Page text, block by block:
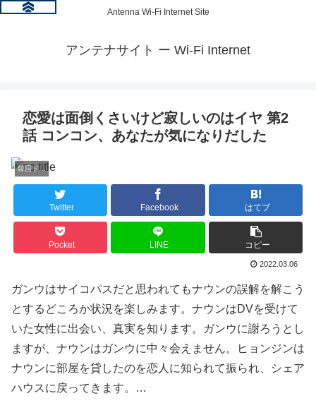
Antenna Wi-Fi Internet Site
アンテナサイト ー Wi-Fi Internet
恋愛は面倒くさいけど寂しいのはイヤ 第2
話 コンコン、あなたが気になりだした
韓国ドラマ情報
Twitter Facebook はてブ
Pocket LINE コピー
2022.03.06
ガンウはサイコパスだと思われてもナウンの誤解を解こう
とするどころか状況を楽しみます。ナウンはDVを受けて
いた女性に出会い、真実を知ります。ガンウに謝ろうとし
ますが、ナウンはガンウに中々会えません。ヒョンジンは
ナウンに部屋を貸したのを恋人に知られて振られ、シェア
ハウスに戻ってきます。…